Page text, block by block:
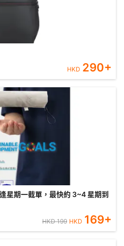
HKD 290+
星期一截單，最快約 3~4 星期到
HKD199 HKD 169+